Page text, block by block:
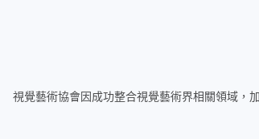
視覺藝術協會因成功整合視覺藝術界相關領域，